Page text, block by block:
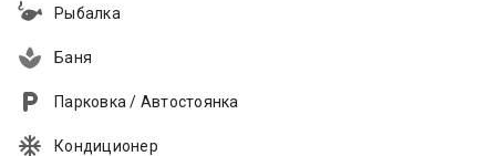
Рыбалка
Баня
Парковка / Автостоянка
Кондиционер